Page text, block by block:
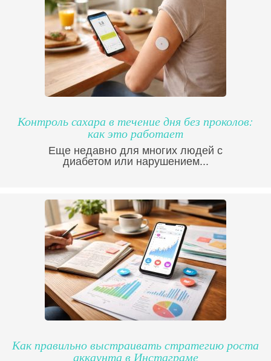
Контроль сахара в течение дня без проколов:
как это работает
Еще недавно для многих людей с
диабетом или нарушением...
Как правильно выстраивать стратегию роста
аккаунта в Инстаграме